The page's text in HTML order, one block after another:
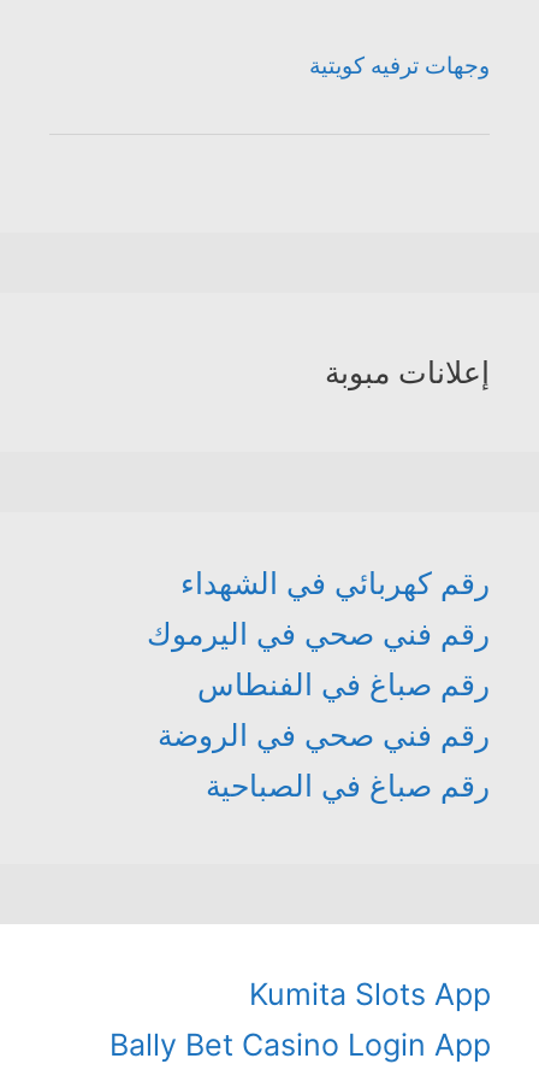
وجهات ترفيه كويتية
إعلانات مبوبة
رقم كهربائي في الشهداء
رقم فني صحي في اليرموك
رقم صباغ في الفنطاس
رقم فني صحي في الروضة
رقم صباغ في الصباحية
Kumita Slots App
Bally Bet Casino Login App